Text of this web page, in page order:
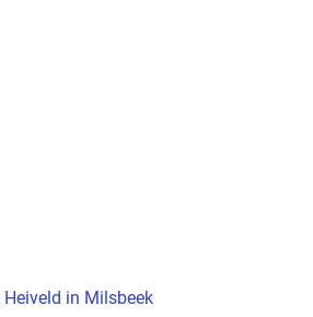
in Milsbeek